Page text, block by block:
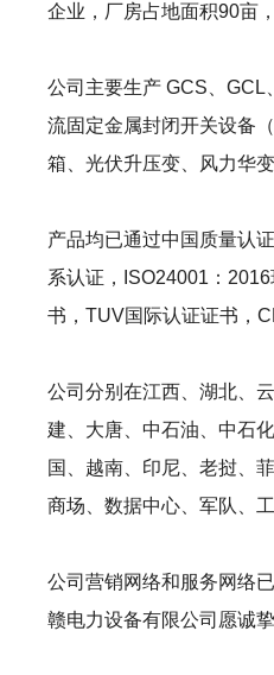
企业，厂房占地面积90亩
公司主要生产 GCS、GCL
流固定金属封闭开关设备
箱、光伏升压变、风力华
产品均已通过中国质量认
系认证，ISO24001：
书，TUV国际认证证书，
公司分别在江西、湖北、
建、大唐、中石油、中石
国、越南、印尼、老挝、
商场、数据中心、军队、
公司营销网络和服务网络
赣电力设备有限公司愿诚